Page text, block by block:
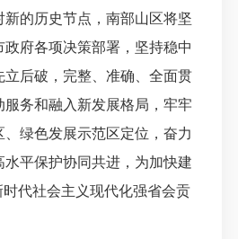
的历史节点，南部山区将坚
府各项决策部署，坚持稳中
后破，完整、准确、全面贯
务和融入新发展格局，牢牢
绿色发展示范区定位，奋力
平保护协同共进，为加快建
时代社会主义现代化强省会贡